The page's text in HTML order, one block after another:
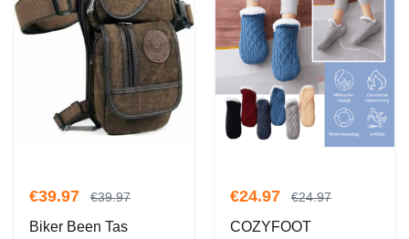
€39.97 €39.97
Biker Been Tas
€24.97 €24.97
COZYFOOT